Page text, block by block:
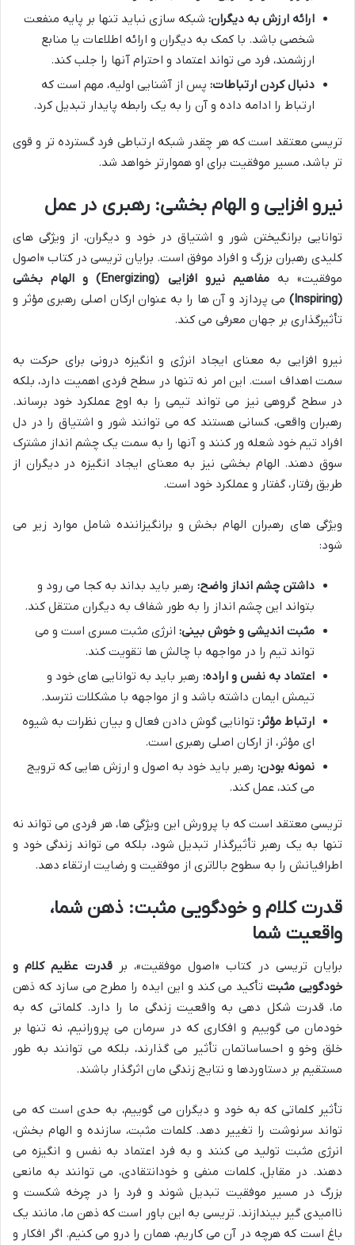
ارائه ارزش به دیگران: شبکه سازی نباید تنها بر پایه منفعت
شخصی باشد. با کمک به دیگران و ارائه اطلاعات یا منابع
ارزشمند، فرد می تواند اعتماد و احترام آنها را جلب کند.
دنبال کردن ارتباطات: پس از آشنایی اولیه، مهم است که
ارتباط را ادامه داده و آن را به یک رابطه پایدار تبدیل کرد.
تریسی معتقد است که هر چقدر شبکه ارتباطی فرد گسترده تر و قوی
تر باشد، مسیر موفقیت برای او هموارتر خواهد شد.
نیرو افزایی و الهام بخشی: رهبری در عمل
توانایی برانگیختن شور و اشتیاق در خود و دیگران، از ویژگی های
کلیدی رهبران بزرگ و افراد موفق است. برایان تریسی در کتاب «اصول
موفقیت» به
مفاهیم نیرو افزایی (Energizing) و الهام بخشی
(Inspiring)
می پردازد و آن ها را به عنوان ارکان اصلی رهبری مؤثر و
تأثیرگذاری بر جهان معرفی می کند.
نیرو افزایی به معنای ایجاد انرژی و انگیزه درونی برای حرکت به
سمت اهداف است. این امر نه تنها در سطح فردی اهمیت دارد، بلکه
در سطح گروهی نیز می تواند تیمی را به اوج عملکرد خود برساند.
رهبران واقعی، کسانی هستند که می توانند شور و اشتیاق را در دل
افراد تیم خود شعله ور کنند و آنها را به سمت یک چشم انداز مشترک
سوق دهند. الهام بخشی نیز به معنای ایجاد انگیزه در دیگران از
طریق رفتار، گفتار و عملکرد خود است.
ویژگی های رهبران الهام بخش و برانگیزاننده شامل موارد زیر می
شود:
داشتن چشم انداز واضح: رهبر باید بداند به کجا می رود و
بتواند این چشم انداز را به طور شفاف به دیگران منتقل کند.
مثبت اندیشی و خوش بینی: انرژی مثبت مسری است و می
تواند تیم را در مواجهه با چالش ها تقویت کند.
اعتماد به نفس و اراده: رهبر باید به توانایی های خود و
تیمش ایمان داشته باشد و از مواجهه با مشکلات نترسد.
ارتباط مؤثر: توانایی گوش دادن فعال و بیان نظرات به شیوه
ای مؤثر، از ارکان اصلی رهبری است.
نمونه بودن: رهبر باید خود به اصول و ارزش هایی که ترویج
می کند، عمل کند.
تریسی معتقد است که با پرورش این ویژگی ها، هر فردی می تواند نه
تنها به یک رهبر تأثیرگذار تبدیل شود، بلکه می تواند زندگی خود و
اطرافیانش را به سطوح بالاتری از موفقیت و رضایت ارتقاء دهد.
قدرت کلام و خودگویی مثبت: ذهن شما،
واقعیت شما
برایان تریسی در کتاب «اصول موفقیت»، برقدرت عظیم کلام و
خودگویی مثبتتأکید می کند و این ایده را مطرح می سازد که ذهن
ما، قدرت شکل دهی به واقعیت زندگی ما را دارد. کلماتی که به
خودمان می گوییم و افکاری که در سرمان می پرورانیم، نه تنها بر
خلق وخو و احساساتمان تأثیر می گذارند، بلکه می توانند به طور
مستقیم بر دستاوردها و نتایج زندگی مان اثرگذار باشند.
تأثیر کلماتی که به خود و دیگران می گوییم، به حدی است که می
تواند سرنوشت را تغییر دهد. کلمات مثبت، سازنده و الهام بخش،
انرژی مثبت تولید می کنند و به فرد اعتماد به نفس و انگیزه می
دهند. در مقابل، کلمات منفی و خودانتقادی، می توانند به مانعی
بزرگ در مسیر موفقیت تبدیل شوند و فرد را در چرخه شکست و
ناامیدی گیر بیندازند. تریسی به این باور است که ذهن ما، مانند یک
باغ است که هرچه در آن می کاریم، همان را درو می کنیم. اگر افکار و